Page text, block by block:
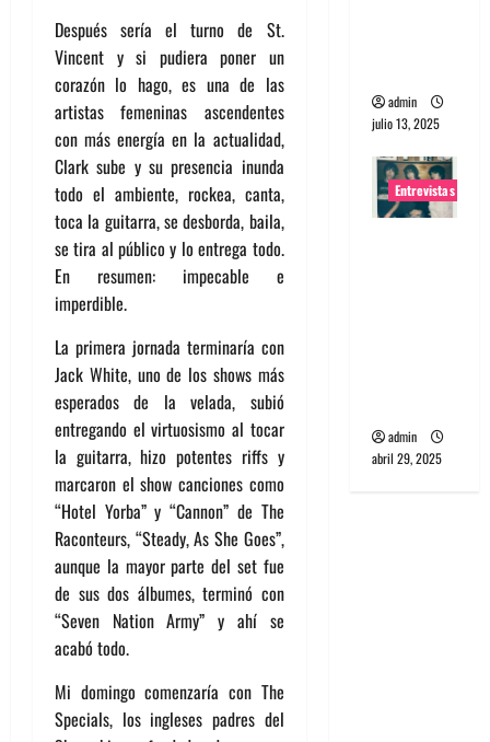
Después sería el turno de St.
Vincent y si pudiera poner un
corazón lo hago, es una de las
artistas femeninas ascendentes
con más energía en la actualidad,
Clark sube y su presencia inunda
todo el ambiente, rockea, canta,
toca la guitarra, se desborda, baila,
se tira al público y lo entrega todo.
En resumen: impecable e
imperdible.
La primera jornada terminaría con
Jack White, uno de los shows más
esperados de la velada, subió
entregando el virtuosismo al tocar
la guitarra, hizo potentes riffs y
marcaron el show canciones como
“Hotel Yorba” y “Cannon” de The
Raconteurs, “Steady, As She Goes”,
aunque la mayor parte del set fue
de sus dos álbumes, terminó con
“Seven Nation Army” y ahí se
acabó todo.
Mi domingo comenzaría con The
Specials, los ingleses padres del
admin
julio 13, 2025
Entrevistas
admin
abril 29, 2025